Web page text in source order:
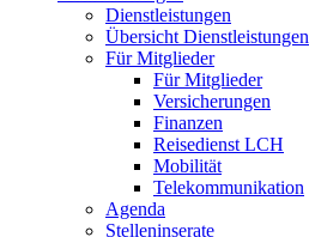
Dienstleistungen
Übersicht Dienstleistungen
Für Mitglieder
Für Mitglieder
Versicherungen
Finanzen
Reisedienst LCH
Mobilität
Telekommunikation
Agenda
Stelleninserate